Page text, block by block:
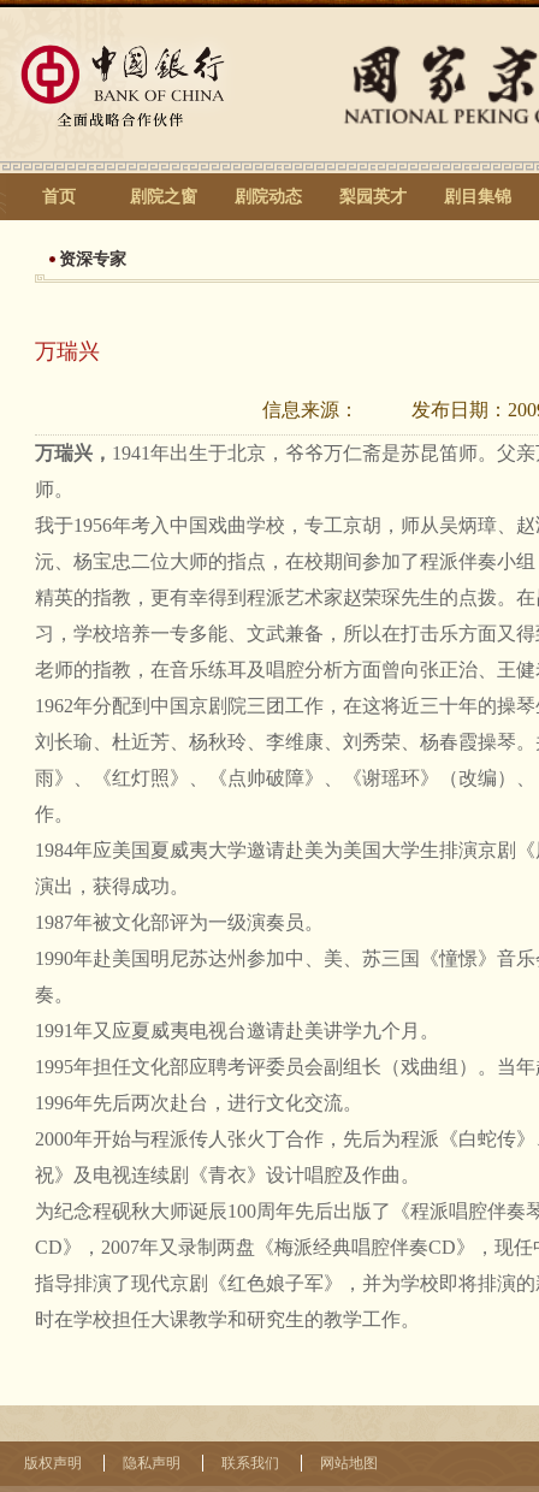
首页 剧院之窗 剧院动态 梨园英才 剧目集锦
资深专家
万瑞兴
信息来源： 发布日期：
万瑞兴， 1941年出生于北京，爷爷万仁斋是苏昆笛师。父
师。
我于1956年考入中国戏曲学校，专工京胡，师从吴炳璋、
沅、杨宝忠二位大师的指点，在校期间参加了程派伴奏小
精英的指教，更有幸得到程派艺术家赵荣琛先生的点拨。
习，学校培养一专多能、文武兼备，所以在打击乐方面又
老师的指教，在音乐练耳及唱腔分析方面曾向张正治、王
1962年分配到中国京剧院三团工作，在这将近三十年的操
刘长瑜、杜近芳、杨秋玲、李维康、刘秀荣、杨春霞操琴
雨》、《红灯照》、《点帅破障》、《谢瑶环》（改编）
作。
1984年应美国夏威夷大学邀请赴美为美国大学生排演京剧
演出，获得成功。
1987年被文化部评为一级演奏员。
1990年赴美国明尼苏达州参加中、美、苏三国《憧憬》音
奏。
1991年又应夏威夷电视台邀请赴美讲学九个月。
1995年担任文化部应聘考评委员会副组长（戏曲组）。当
1996年先后两次赴台，进行文化交流。
2000年开始与程派传人张火丁合作，先后为程派《白蛇传
祝》及电视连续剧《青衣》设计唱腔及作曲。
为纪念程砚秋大师诞辰100周年先后出版了《程派唱腔伴奏
CD》，2007年又录制两盘《梅派经典唱腔伴奏CD》，现
指导排演了现代京剧《红色娘子军》，并为学校即将排演
时在学校担任大课教学和研究生的教学工作。
版权声明 隐私声明 联系我们 网站地图